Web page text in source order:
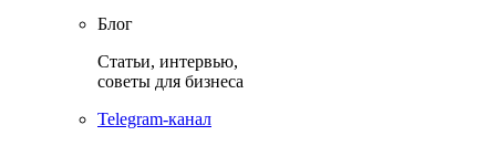
Блог
Статьи, интервью,
советы для бизнеса
Теlegram-канал